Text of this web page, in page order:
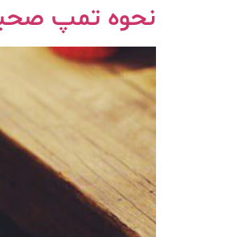
نحوه تمپ